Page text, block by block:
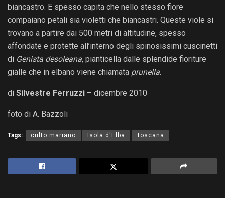
biancastro. E spesso capita che nello stesso fiore
compaiano petali sia violetti che biancastri. Queste viole si
trovano a partire dai 500 metri di altitudine, spesso
affondate e protette all’interno degli spinosissimi cuscinetti
di Genista desoleana, pianticella dalle splendide fioriture
gialle che in elbano viene chiamata prunella.
di Silvestre Ferruzzi – dicembre 2010
foto di A. Bazzoli
Tags: culto mariano Isola d'Elba Toscana